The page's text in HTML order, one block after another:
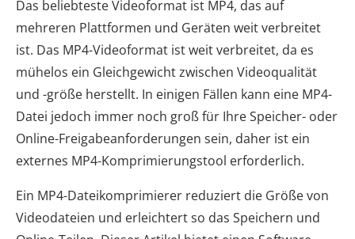
Das beliebteste Videoformat ist MP4, das auf
mehreren Plattformen und Geräten weit verbreitet
ist. Das MP4-Videoformat ist weit verbreitet, da es
mühelos ein Gleichgewicht zwischen Videoqualität
und -größe herstellt. In einigen Fällen kann eine MP4-
Datei jedoch immer noch groß für Ihre Speicher- oder
Online-Freigabeanforderungen sein, daher ist ein
externes MP4-Komprimierungstool erforderlich.
Ein MP4-Dateikomprimierer reduziert die Größe von
Videodateien und erleichtert so das Speichern und